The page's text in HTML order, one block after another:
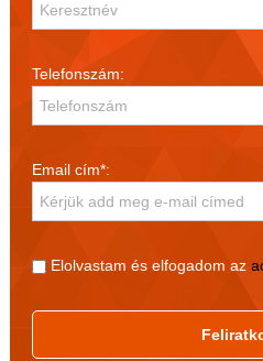
Telefonszám:
Email cím*:
Elolvastam és elfogadom az